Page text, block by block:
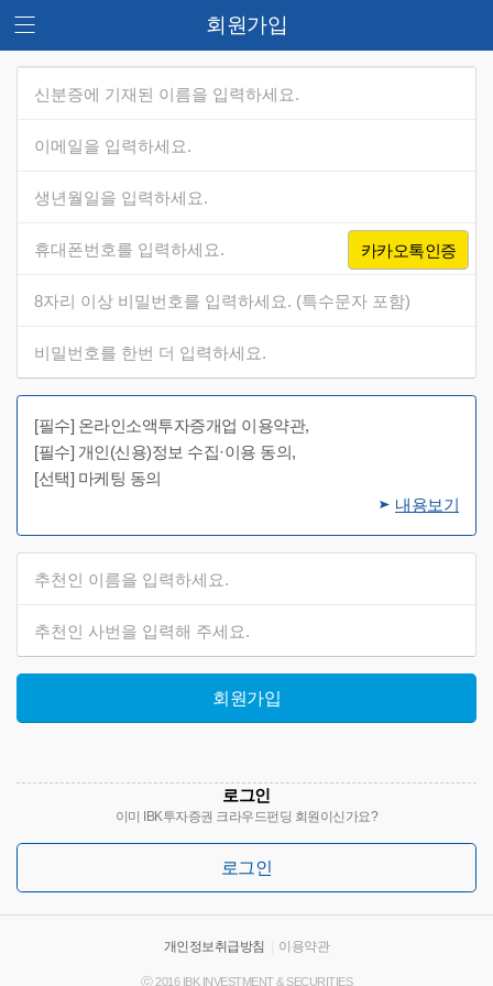
회원가입
카카오톡인증
[필수] 온라인소액투자증개업 이용약관,
[필수] 개인(신용)정보 수집·이용 동의,
[선택] 마케팅 동의
내용보기
회원가입
로그인
이미 IBK투자증권 크라우드펀딩 회원이신가요?
로그인
개인정보취급방침 이용약관
ⓒ 2016 IBK INVESTMENT & SECURITIES